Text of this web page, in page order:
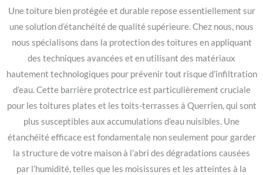
Une toiture bien protégée et durable repose essentiellement sur
une solution d’étanchéité de qualité supérieure. Chez nous, nous
nous spécialisons dans la protection des toitures en appliquant
des techniques avancées et en utilisant des matériaux
hautement technologiques pour prévenir tout risque d’infiltration
d’eau. Cette barrière protectrice est particulièrement cruciale
pour les toitures plates et les toits-terrasses à Querrien, qui sont
plus susceptibles aux accumulations d’eau nuisibles. Une
étanchéité efficace est fondamentale non seulement pour garder
la structure de votre maison à l’abri des dégradations causées
par l’humidité, telles que les moisissures et les atteintes à la